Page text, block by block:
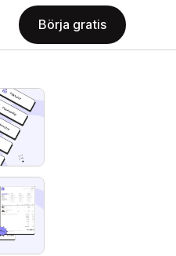
Börja gratis